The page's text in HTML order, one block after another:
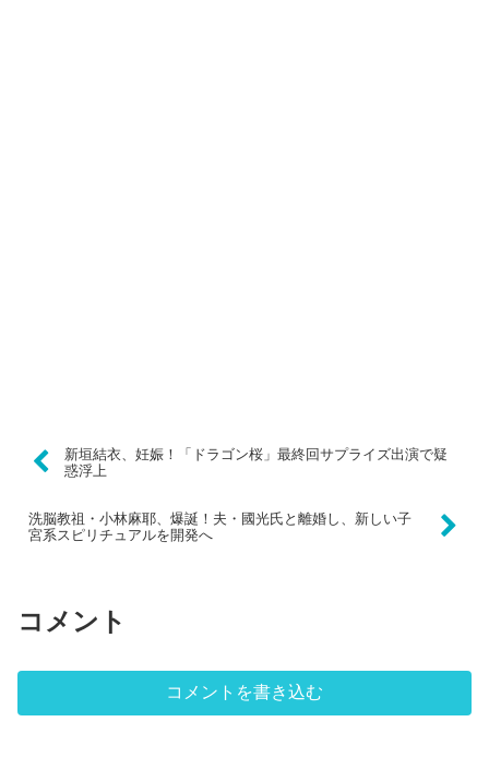
新垣結衣、妊娠！「ドラゴン桜」最終回サプライズ出演で疑
惑浮上
洗脳教祖・小林麻耶、爆誕！夫・國光氏と離婚し、新しい子
宮系スピリチュアルを開発へ
コメント
コメントを書き込む